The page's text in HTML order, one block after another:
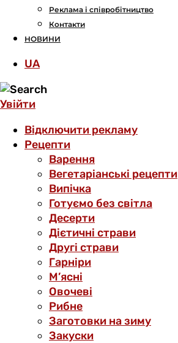
Реклама і співробітництво
Контакти
НОВИНИ
UA
Увійти
Відключити рекламу
Рецепти
Варення
Вегетаріанські рецепти
Випічка
Готуємо без світла
Десерти
Дієтичні страви
Другі страви
Гарніри
М’ясні
Овочеві
Рибне
Заготовки на зиму
Закуски